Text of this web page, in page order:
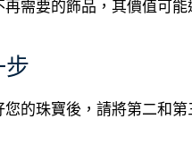
再需要的飾品，其價值可
您的珠寶後，請將第二和